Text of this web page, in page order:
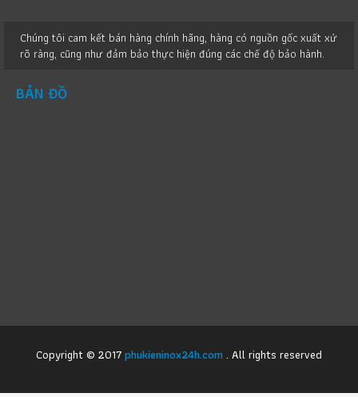
Chúng tôi cam kết bán hàng chính hãng, hàng có nguồn gốc xuất xứ
rõ ràng, cũng như đảm bảo thực hiện đúng các chế độ bảo hành.
BẢN ĐỒ
Copyright © 2017phukieninox24h.com. All rights reserved